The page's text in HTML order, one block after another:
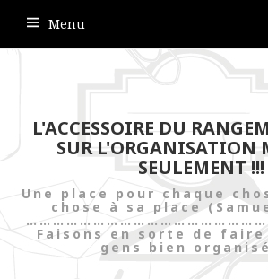
Menu
L'ACCESSOIRE DU
SUR L'ORGANISATION
SEULEMENT !!!
Une place pour chaque
chose à sa place
Faisons en sorte de
gens bien